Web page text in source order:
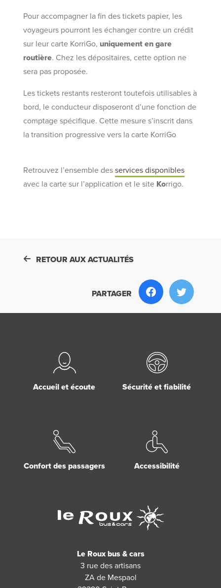
Pour accompagner la fin des tickets papier, les
voyageurs pourront les échanger contre un crédit
sur leur carte KorriGo, uniquement en gare
routière. Chez les dépositaires, cette option ne
sera pas proposée.
Les tickets restants resteront toutefois utilisables à
bord, le conducteur disposeront d’une fonction de
comptage spécifique. Cette mesure s’inscrit dans
la transition progressive vers la carte KorriGo
Retrouvez l’ensemble desservices disponibles
avec la carte sur l’application et le site Korrigo.
RETOUR AUX ACTUALITÉS
PARTAGER
Accueil et écoute Sécurité et fiabilité
Confort des passagers Accessibilité
Le Roux bus & cars
3 rue des artisans
ZA de Mespaol